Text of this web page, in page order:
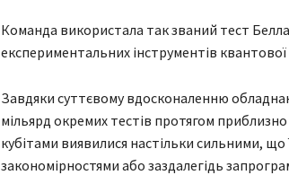
Команда використала так званий тест
експериментальних інструментів квантової
Завдяки суттєвому вдосконаленню
мільярд окремих тестів протягом
кубітами виявилися настільки сильними,
закономірностями або заздалегідь